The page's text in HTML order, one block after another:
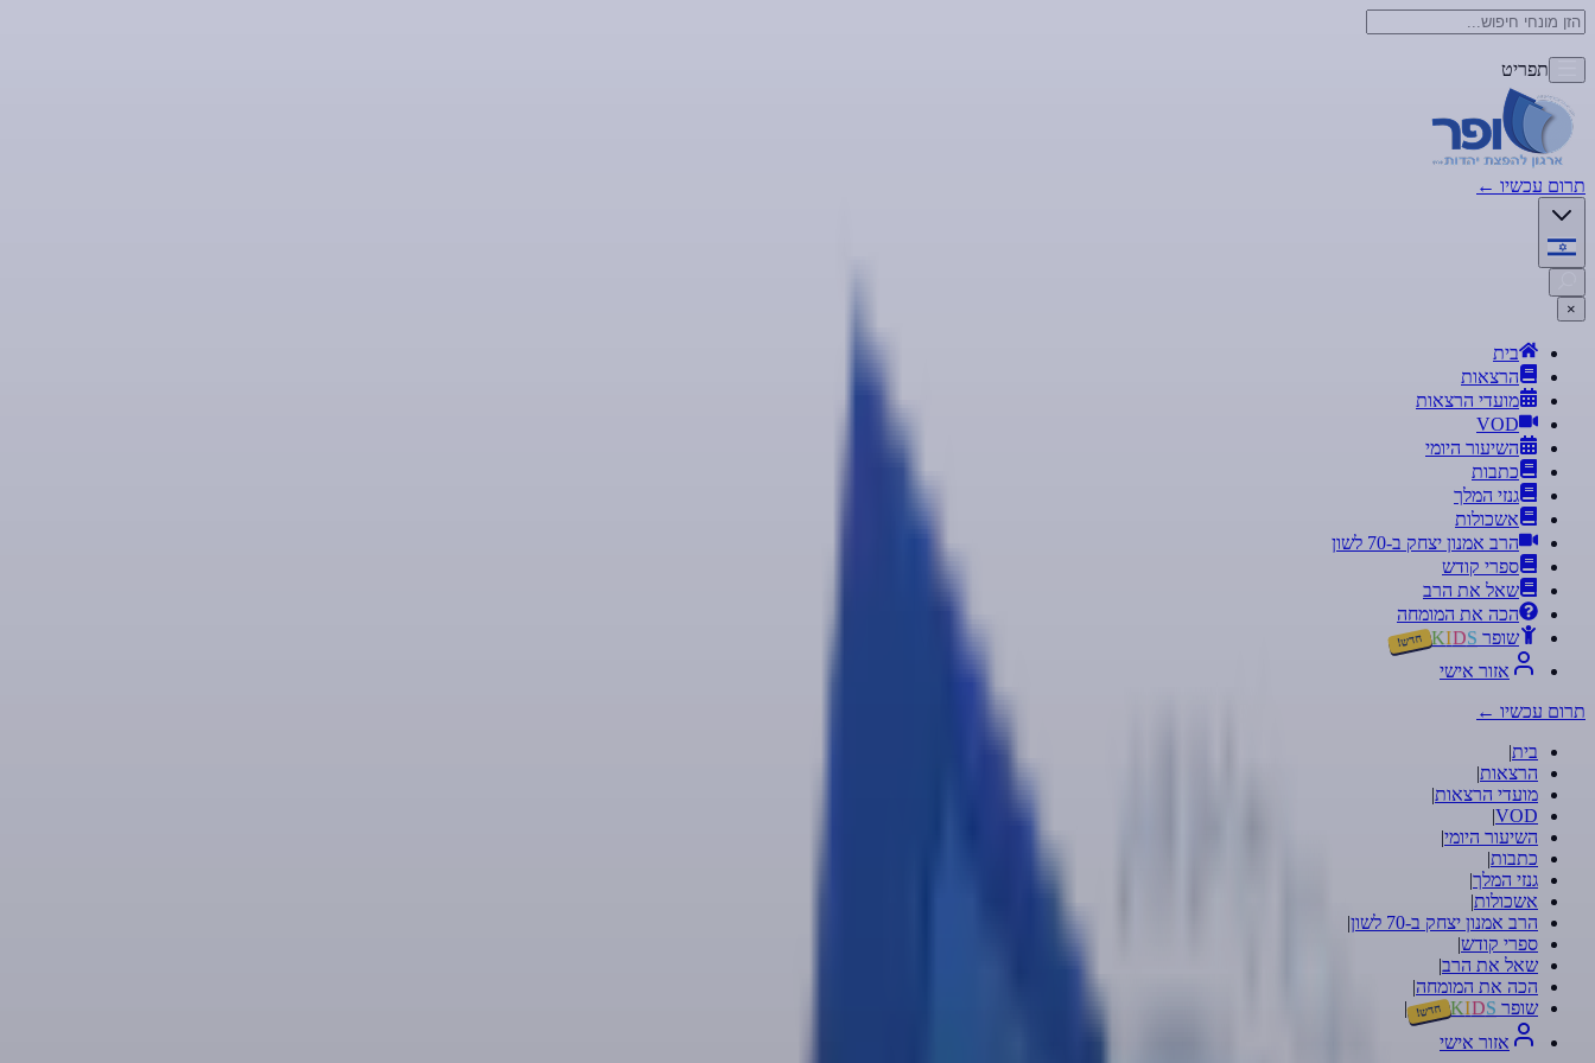
תפריט
תרום עכשיו ←
×
בית
הרצאות
מועדי הרצאות
VOD
השיעור היומי
כתבות
גנזי המלך
אשכולות
הרב אמנון יצחק ב-70 לשון
ספרי קודש
שאל את הרב
הכה את המומחה
שופר
KIDS חדש!
אזור אישי
תרום עכשיו ←
בית|
הרצאות|
מועדי הרצאות|
VOD
|
השיעור היומי|
כתבות|
גנזי המלך|
אשכולות|
הרב אמנון יצחק ב-70 לשון
|
ספרי קודש|
שאל את הרב|
הכה את המומחה|
שופר
KIDS חדש! |
אזור אישי